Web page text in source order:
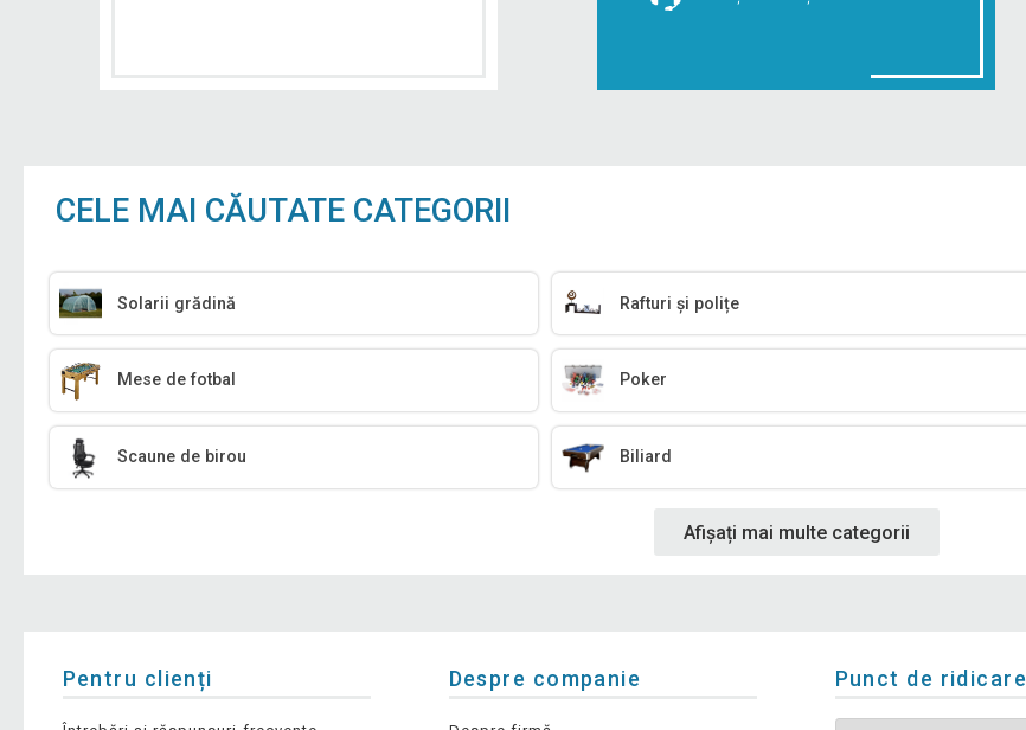
CELE MAI CĂUTATE CATEGORII
Solarii grădină Rafturi și polițe
Mese de fotbal Poker
Scaune de birou Biliard
Afișați mai multe categorii
Pentru clienți Despre companie Punct de ridicare